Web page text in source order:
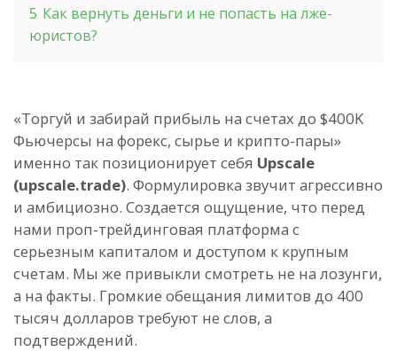
5 Как вернуть деньги и не попасть на лже-
юристов?
«Торгуй и забирай прибыль на счетах до $400K
Фьючерсы на форекс, сырье и крипто-пары»
именно так позиционирует себя Upscale
(upscale.trade). Формулировка звучит агрессивно
и амбициозно. Создается ощущение, что перед
нами проп-трейдинговая платформа с
серьезным капиталом и доступом к крупным
счетам. Мы же привыкли смотреть не на лозунги,
а на факты. Громкие обещания лимитов до 400
тысяч долларов требуют не слов, а
подтверждений.